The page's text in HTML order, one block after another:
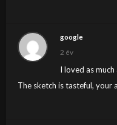
google
2 év
I loved as
The sketch is tasteful, your